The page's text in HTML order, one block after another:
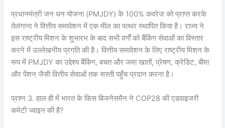
प्रधानमंत्री जन धन योजना (PMJDY) के 100% कवरेज को प्राप्त करके
तेलंगाना ने वित्तीय समावेशन में एक मील का पत्थर स्थापित किया है। राज्य ने
इस राष्ट्रीय मिशन के शुभारभ के बाद सभी वर्गों को बैंकिंग सेवाओं का विस्तार
करने में उल्लेखनीय प्रगति की है। वित्तीय समावेशन के लिए राष्ट्रीय मिशन के
रूप में PMJDY का उद्देश्य बैंकिंग, बचत और जमा खातों, प्रेषण, क्रेडिट, बीमा
और पेंशन जैसी वित्तीय सेवाओं तक सस्ती पहुँच प्रदान करना है।
प्रश्न 3. हाल ही में भारत के किस बिजनेसमैन ने COP28 की एडवाइजरी
कमेटी ज्वाइन की है?